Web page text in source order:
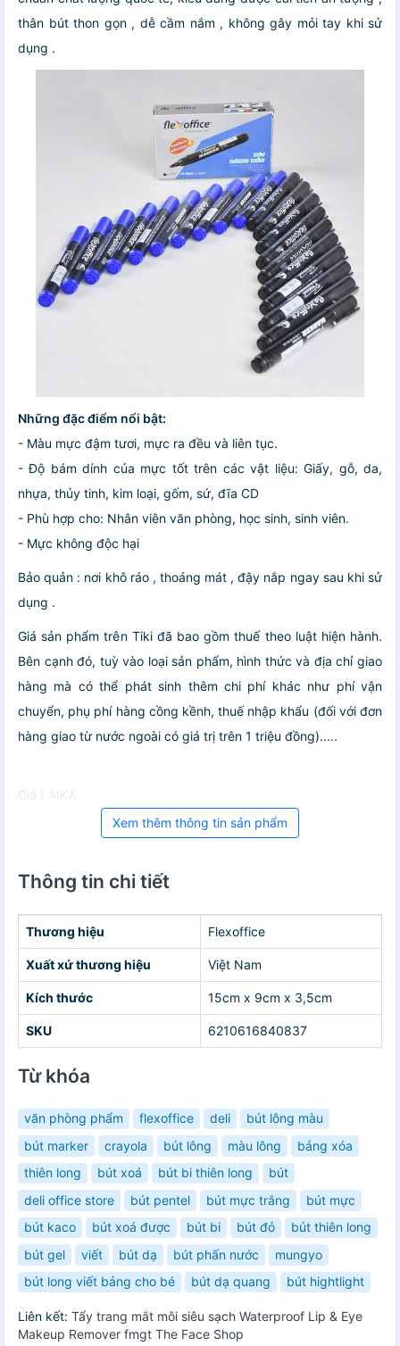
thân bút thon gọn , dễ cầm nắm , không gây mỏi tay khi sử
dụng .
Những đặc điểm nổi bật:
- Màu mực đậm tươi, mực ra đều và liên tục.
- Độ bám dính của mực tốt trên các vật liệu: Giấy, gỗ, da,
nhựa, thủy tinh, kim loại, gốm, sứ, đĩa CD
- Phù hợp cho: Nhân viên văn phòng, học sinh, sinh viên.
- Mực không độc hại
Bảo quản : nơi khô ráo , thoáng mát , đậy nắp ngay sau khi sử
dụng .
Giá sản phẩm trên Tiki đã bao gồm thuế theo luật hiện hành.
Bên cạnh đó, tuỳ vào loại sản phẩm, hình thức và địa chỉ giao
hàng mà có thể phát sinh thêm chi phí khác như phí vận
chuyển, phụ phí hàng cồng kềnh, thuế nhập khẩu (đối với đơn
hàng giao từ nước ngoài có giá trị trên 1 triệu đồng).....
Giá LAIKA
Xem thêm thông tin sản phẩm
Thông tin chi tiết
Thương hiệu Flexoffice
Xuất xứ thương hiệu Việt Nam
Kích thước 15cm x 9cm x 3,5cm
SKU 6210616840837
Từ khóa
văn phòng phẩm flexoffice deli
bút lông màu
bút marker
crayola bút lông màu lông
bảng xóa
thiên long
bút xoá bút bi thiên long
bút
deli office store
bút pentel bút mực trắng
bút mực
bút kaco
bút xoá được bút bi bút đỏ
bút thiên long
bút gel
viết bút dạ bút phấn nước
mungyo
bút long viết bảng cho bé
bút dạ quang bút hightlight
Liên kết: Tẩy trang mắt môi siêu sạch Waterproof Lip & Eye
Makeup Remover fmgt The Face Shop